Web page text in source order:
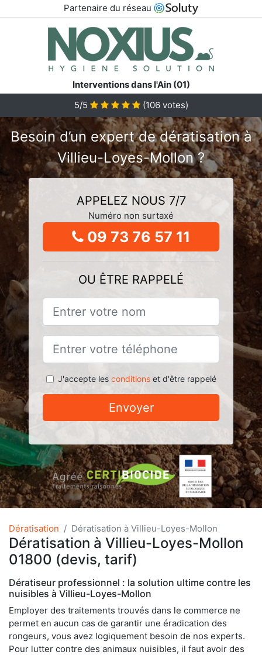
Partenaire du réseau
Interventions dans l'Ain (01)
5/5
(106votes)
Besoin d’un expert de dératisation à
Villieu-Loyes-Mollon ?
APPELEZ NOUS 7/7
Numéro non surtaxé
09 73 76 57 11
OU ÊTRE RAPPELÉ
J'accepte les conditionset d'être rappelé
Envoyer
Dératisation Dératisation à Villieu-Loyes-Mollon
Dératisation à Villieu-Loyes-Mollon
01800 (devis, tarif)
Dératiseur professionnel : la solution ultime contre les
nuisibles à Villieu-Loyes-Mollon
Employer des traitements trouvés dans le commerce ne
permet en aucun cas de garantir une éradication des
rongeurs, vous avez logiquement besoin de nos experts.
Pour lutter contre des animaux nuisibles, il faut avoir des